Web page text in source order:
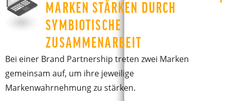
MARKEN STÄRKEN DURCH
SYMBIOTISCHE
ZUSAMMENARBEIT
Bei einer Brand Partnership treten zwei Marken
gemeinsam auf, um ihre jeweilige
Markenwahrnehmung zu stärken.